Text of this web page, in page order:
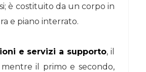
è costituito da un corpo in
e piano interrato.
e servizi a supporto, il
mentre il primo e secondo,